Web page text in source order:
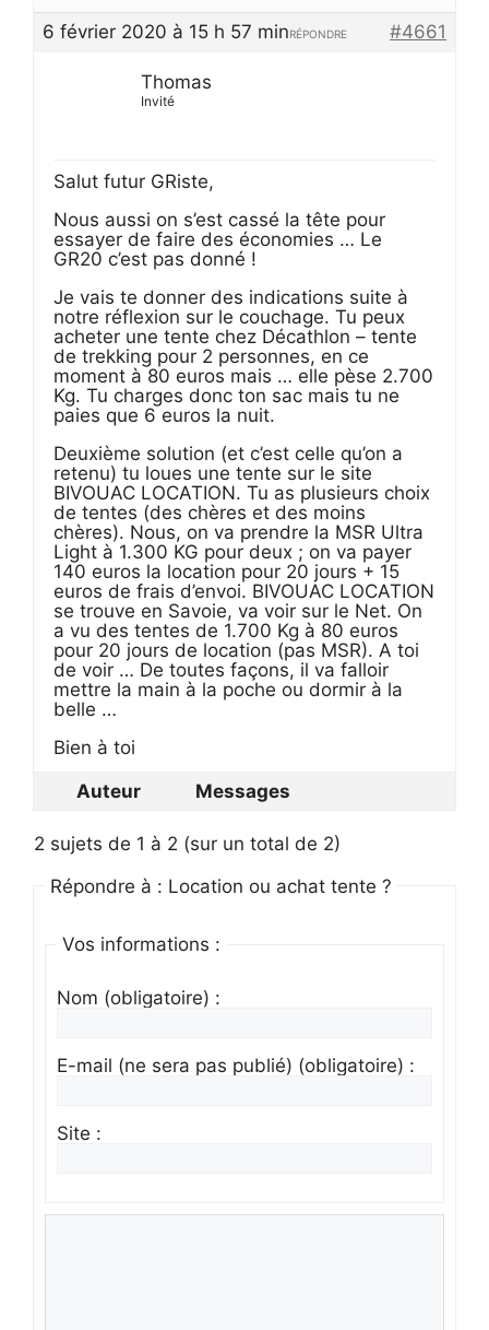
6 février 2020 à 15 h 57 min
#4661
RÉPONDRE
Thomas
Invité
Salut futur GRiste,
Nous aussi on s’est cassé la tête pour
essayer de faire des économies … Le
GR20 c’est pas donné !
Je vais te donner des indications suite à
notre réflexion sur le couchage. Tu peux
acheter une tente chez Décathlon – tente
de trekking pour 2 personnes, en ce
moment à 80 euros mais … elle pèse 2.700
Kg. Tu charges donc ton sac mais tu ne
paies que 6 euros la nuit.
Deuxième solution (et c’est celle qu’on a
retenu) tu loues une tente sur le site
BIVOUAC LOCATION. Tu as plusieurs choix
de tentes (des chères et des moins
chères). Nous, on va prendre la MSR Ultra
Light à 1.300 KG pour deux ; on va payer
140 euros la location pour 20 jours + 15
euros de frais d’envoi. BIVOUAC LOCATION
se trouve en Savoie, va voir sur le Net. On
a vu des tentes de 1.700 Kg à 80 euros
pour 20 jours de location (pas MSR). A toi
de voir … De toutes façons, il va falloir
mettre la main à la poche ou dormir à la
belle …
Bien à toi
Auteur
Messages
2 sujets de 1 à 2 (sur un total de 2)
Répondre à : Location ou achat tente ?
Vos informations :
Nom (obligatoire) :
E-mail (ne sera pas publié) (obligatoire) :
Site :